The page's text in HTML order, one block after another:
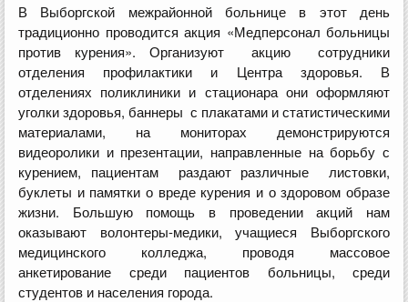
В Выборгской межрайонной больнице в этот день
традиционно проводится акция «Медперсонал больницы
против курения». Организуют акцию сотрудники
отделения профилактики и Центра здоровья. В
отделениях поликлиники и стационара они оформляют
уголки здоровья, баннеры с плакатами и статистическими
материалами, на мониторах демонстрируются
видеоролики и презентации, направленные на борьбу с
курением, пациентам раздают различные листовки,
буклеты и памятки о вреде курения и о здоровом образе
жизни. Большую помощь в проведении акций нам
оказывают волонтеры-медики, учащиеся Выборгского
медицинского колледжа, проводя массовое
анкетирование среди пациентов больницы, среди
студентов и населения города.